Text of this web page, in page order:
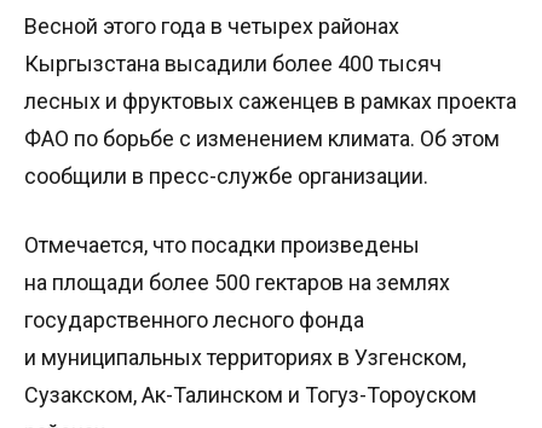
Весной этого года в четырех районах
Кыргызстана высадили более 400 тысяч
лесных и фруктовых саженцев в рамках проекта
ФАО по борьбе с изменением климата. Об этом
сообщили в пресс-службе организации.
Отмечается, что посадки произведены
на площади более 500 гектаров на землях
государственного лесного фонда
и муниципальных территориях в Узгенском,
Сузакском, Ак-Талинском и Тогуз-Тороуском